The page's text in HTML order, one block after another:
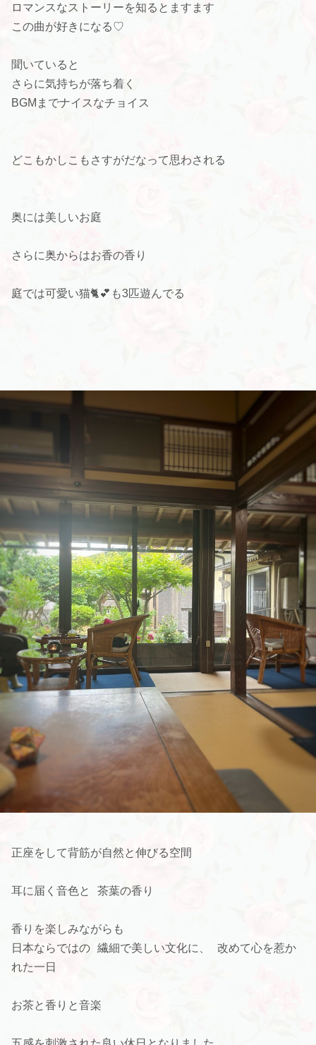
ロマンスなストーリーを知るとますます
この曲が好きになる♡
聞いていると
さらに気持ちが落ち着く
BGMまでナイスなチョイス
どこもかしこもさすがだなって思わされる
奥には美しいお庭
さらに奥からはお香の香り
庭では可愛い猫🐈💕も3匹遊んでる
正座をして背筋が自然と伸びる空間
耳に届く音色と 茶葉の香り
香りを楽しみながらも
日本ならではの 繊細で美しい文化に、 改めて心を惹か
れた一日
お茶と香りと音楽